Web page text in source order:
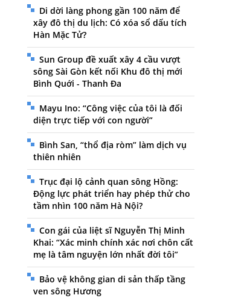
Di dời làng phong gần 100 năm để
xây đô thị du lịch: Có xóa sổ dấu tích
Hàn Mặc Tử?
Sun Group đề xuất xây 4 cầu vượt
sông Sài Gòn kết nối Khu đô thị mới
Bình Quới - Thanh Đa
Mayu Ino: “Công việc của tôi là đối
diện trực tiếp với con người”
Bình San, “thổ địa ròm” làm dịch vụ
thiên nhiên
Trục đại lộ cảnh quan sông Hồng:
Động lực phát triển hay phép thử cho
tầm nhìn 100 năm Hà Nội?
Con gái của liệt sĩ Nguyễn Thị Minh
Khai: “Xác minh chính xác nơi chôn cất
mẹ là tâm nguyện lớn nhất đời tôi”
Bảo vệ không gian di sản thấp tầng
ven sông Hương